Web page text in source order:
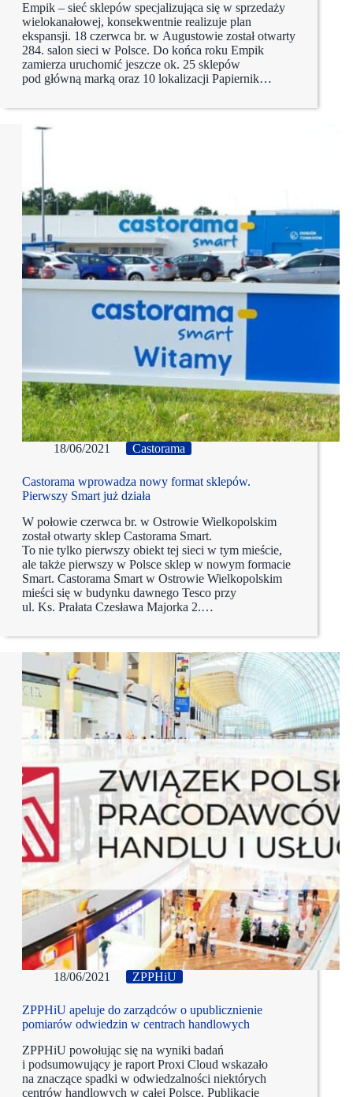
Empik – sieć sklepów specjalizująca się w sprzedaży
wielokanałowej, konsekwentnie realizuje plan
ekspansji. 18 czerwca br. w Augustowie został otwarty
284. salon sieci w Polsce. Do końca roku Empik
zamierza uruchomić jeszcze ok. 25 sklepów
pod główną marką oraz 10 lokalizacji Papiernik…
18/06/2021 Castorama
Castorama wprowadza nowy format sklepów.
Pierwszy Smart już działa
W połowie czerwca br. w Ostrowie Wielkopolskim
został otwarty sklep Castorama Smart.
To nie tylko pierwszy obiekt tej sieci w tym mieście,
ale także pierwszy w Polsce sklep w nowym formacie
Smart. Castorama Smart w Ostrowie Wielkopolskim
mieści się w budynku dawnego Tesco przy
ul. Ks. Prałata Czesława Majorka 2.…
18/06/2021 ZPPHiU
ZPPHiU apeluje do zarządców o upublicznienie
pomiarów odwiedzin w centrach handlowych
ZPPHiU powołując się na wyniki badań
i podsumowujący je raport Proxi Cloud wskazało
na znaczące spadki w odwiedzalności niektórych
centrów handlowych w całej Polsce. Publikacje